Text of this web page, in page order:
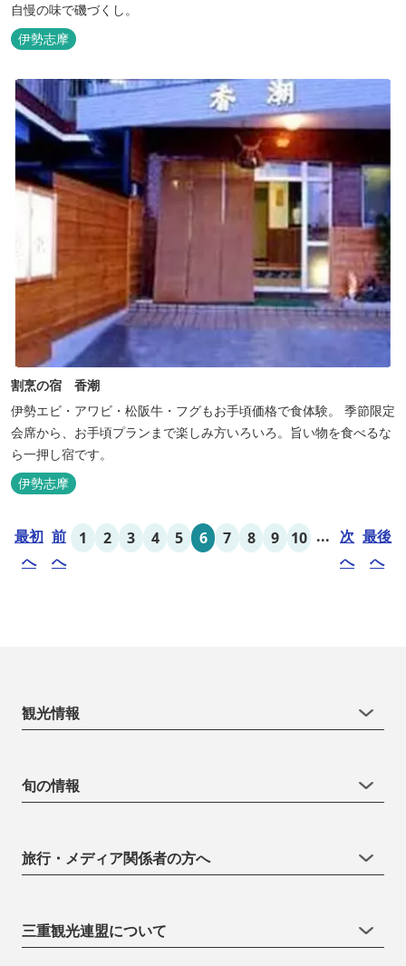
自慢の味で磯づくし。
伊勢志摩
割烹の宿 香潮
伊勢エビ・アワビ・松阪牛・フグもお手頃価格で食体験。 季節限定
会席から、お手頃プランまで楽しみ方いろいろ。旨い物を食べるな
ら一押し宿です。
伊勢志摩
最初
へ
前
へ
1 2 3 4 5 6 7 8 9 10 ... 次
へ
最後
へ
観光情報
旬の情報
旅行・メディア関係者の方へ
三重観光連盟について